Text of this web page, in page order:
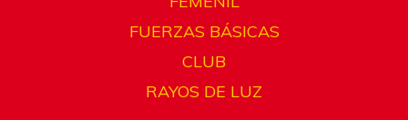
FUERZAS BÁSICAS
CLUB
RAYOS DE LUZ